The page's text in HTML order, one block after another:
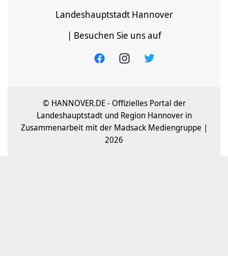
Landeshauptstadt Hannover
| Besuchen Sie uns auf
© HANNOVER.DE - Offizielles Portal der
Landeshauptstadt und Region Hannover in
Zusammenarbeit mit der Madsack Mediengruppe |
2026